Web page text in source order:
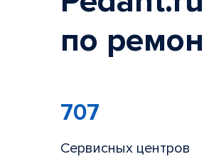
по
707
Сервисных центров